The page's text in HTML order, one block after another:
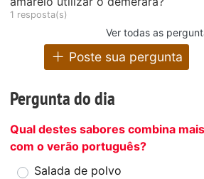
1 resposta(s)
Ver todas as
Poste sua pergunta
Pergunta do dia
Qual destes sabores combina mais
com o verão português?
Salada de polvo